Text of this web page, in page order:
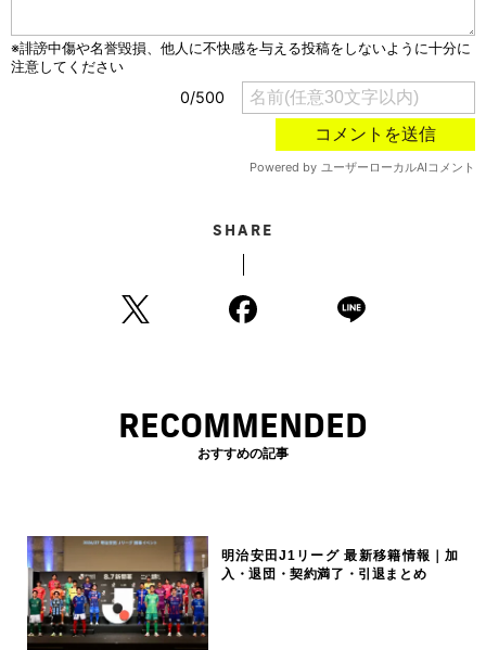
SHARE
RECOMMENDED
おすすめの記事
明治安田J1リーグ 最新移籍情報｜加
入・退団・契約満了・引退まとめ